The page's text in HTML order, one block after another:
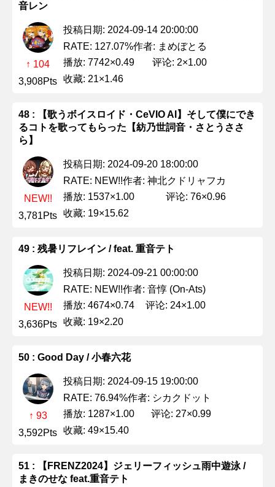
音レン
↑ 104
3,908Pts
投稿日期: 2024-09-14 20:00:00
RATE: 127.07%作者: まめぼとる
播放: 7742×0.49
评论: 2×1.00
收藏: 21×1.46
48 : 【歌うボイスロイド・CeVIO AI】そして僕にでき
るコトを歌ってもらった【紡乃世詞音・さとうささ
ら】
NEW!!
3,781Pts
投稿日期: 2024-09-20 18:00:00
RATE: NEW!!作者: 神北クドリャフカ
播放: 1537×1.00
评论: 76×0.96
收藏: 19×15.62
49 : 残暑リフレイン / feat. 重音テト
NEW!!
3,636Pts
投稿日期: 2024-09-21 00:00:00
RATE: NEW!!作者: 音惇 (On-Ats)
播放: 4674×0.74
评论: 24×1.00
收藏: 19×2.20
50 : Good Day / 小春六花
↑ 93
3,592Pts
投稿日期: 2024-09-15 19:00:00
RATE: 76.94%作者: シカクドット
播放: 1287×1.00
评论: 27×0.99
收藏: 49×15.40
51 : 【FRENZ2024】ジェリーフィッシュ雨中遊泳 /
まきのせな feat.重音テト